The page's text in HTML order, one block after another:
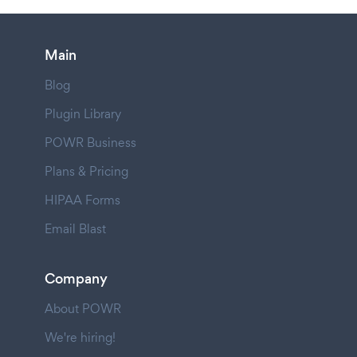
Main
Blog
Plugin Library
POWR Business
Plans & Pricing
HIPAA Forms
Email Blast
Company
About POWR
We're hiring!